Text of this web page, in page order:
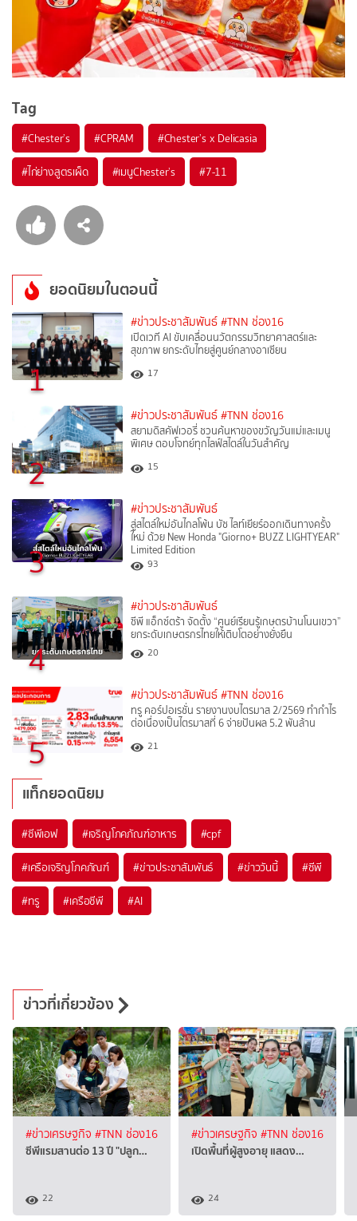
Tag
#Chester’s #CPRAM #Chester’s x Delicasia
#ไก่ย่างสูตรเผ็ด #เมนูChester’s #7-11
ยอดนิยมในตอนนี้
1
#ข่าวประชาสัมพันธ์ #TNN ช่อง16
เปิดเวที AI ขับเคลื่อนนวัตกรรมวิทยาศาสตร์และ
สุขภาพ ยกระดับไทยสู่ศูนย์กลางอาเซียน
17
2
#ข่าวประชาสัมพันธ์ #TNN ช่อง16
สยามดิสคัฟเวอรี่ ชวนค้นหาของขวัญวันแม่และเมนู
พิเศษ ตอบโจทย์ทุกไลฟ์สไตล์ในวันสำคัญ
15
3
#ข่าวประชาสัมพันธ์
สู่สไตล์ใหม่อันไกลโพ้น บัซ ไลท์เยียร์ออกเดินทางครั้ง
ใหม่ ด้วย New Honda "Giorno+ BUZZ LIGHTYEAR"
Limited Edition
93
4
#ข่าวประชาสัมพันธ์
ซีพี แอ็กซ์ตร้า จัดตั้ง “ศูนย์เรียนรู้เกษตรบ้านโนนเขวา”
ยกระดับเกษตรกรไทยให้เติบโตอย่างยั่งยืน
20
5
#ข่าวประชาสัมพันธ์ #TNN ช่อง16
ทรู คอร์ปอเรชั่น รายงานงบไตรมาส 2/2569 ทำกำไร
ต่อเนื่องเป็นไตรมาสที่ 6 จ่ายปันผล 5.2 พันล้าน
21
แท็กยอดนิยม
#ซีพีเอฟ #เจริญโภคภัณฑ์อาหาร #cpf
#เครือเจริญโภคภัณฑ์ #ข่าวประชาสัมพันธ์ #ข่าววันนี้ #ซีพี
#ทรู #เครือซีพี #AI
ข่าวที่เกี่ยวข้อง
#ข่าวเศรษฐกิจ #TNN ช่อง16
ซีพีแรมสานต่อ 13 ปี "ปลูก…
22
#ข่าวเศรษฐกิจ #TNN ช่อง16
เปิดพื้นที่ผู้สูงอายุ แสดง…
24